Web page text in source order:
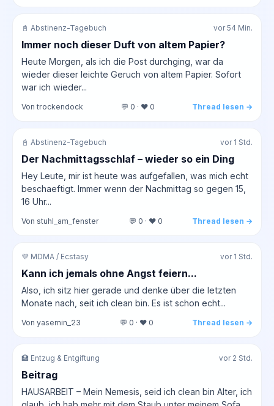
📓 Abstinenz-Tagebuch vor 54 Min.
Immer noch dieser Duft von altem Papier?
Heute Morgen, als ich die Post durchging, war da
wieder dieser leichte Geruch von altem Papier. Sofort
war ich wieder...
Von trockendock 💬 0 · ❤️ 0 Thread lesen →
📓 Abstinenz-Tagebuch vor 1 Std.
Der Nachmittagsschlaf – wieder so ein Ding
Hey Leute, mir ist heute was aufgefallen, was mich echt
beschaeftigt. Immer wenn der Nachmittag so gegen 15,
16 Uhr...
Von stuhl_am_fenster 💬 0 · ❤️ 0 Thread lesen →
💜 MDMA / Ecstasy vor 1 Std.
Kann ich jemals ohne Angst feiern...
Also, ich sitz hier gerade und denke über die letzten
Monate nach, seit ich clean bin. Es ist schon echt...
Von yasemin_23 💬 0 · ❤️ 0 Thread lesen →
🏥 Entzug & Entgiftung vor 2 Std.
Beitrag
HAUSARBEIT – Mein Nemesis, seid ich clean bin Alter, ich